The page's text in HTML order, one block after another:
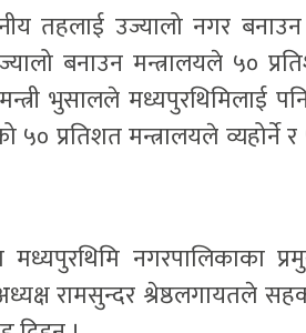
तहलाई उज्यालो नगर
बनाउन मन्त्रालयले ५०
भुसालले मध्यपुरथिमिलाई
५० प्रतिशत मन्त्रालयले व्यहोर्ने
मध्यपुरथिमि नगरपालिकाका
रामसुन्दर श्रेष्ठलगायतले